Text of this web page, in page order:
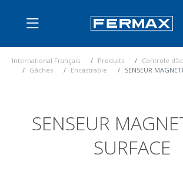
International Français Produits
Controle
Gâches
Encastrable SENSEUR
SENSEUR
SURFACE